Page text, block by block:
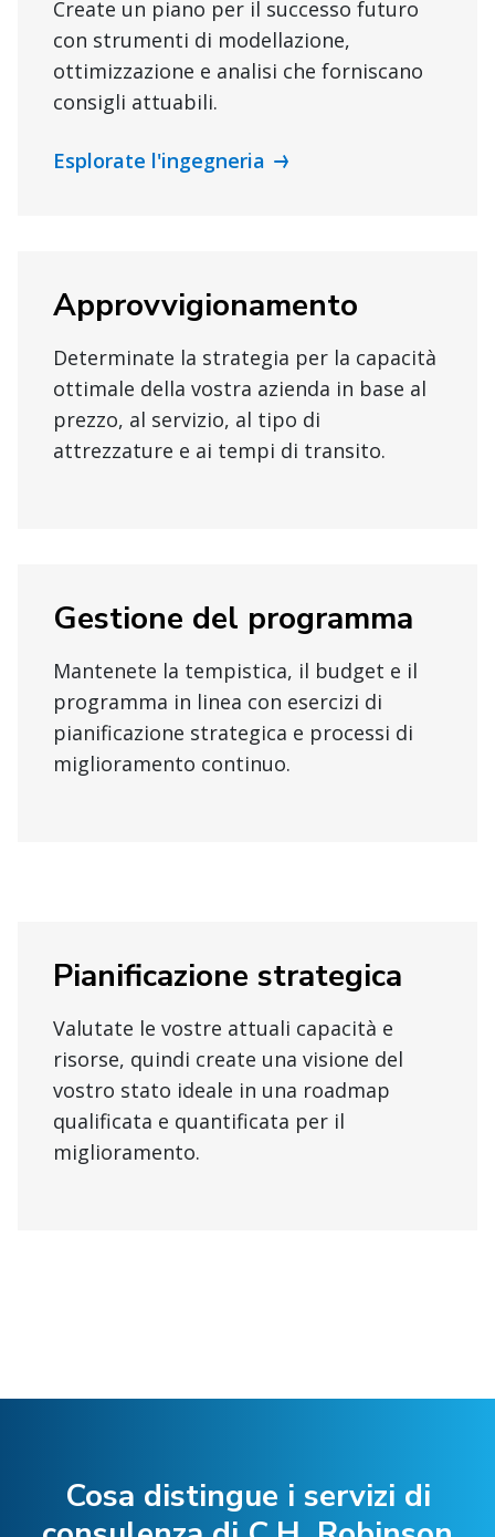
Create un piano per il successo futuro
con strumenti di modellazione,
ottimizzazione e analisi che forniscano
consigli attuabili.
Esplorate l'ingegneria
Approvvigionamento
Determinate la strategia per la capacità
ottimale della vostra azienda in base al
prezzo, al servizio, al tipo di
attrezzature e ai tempi di transito.
Gestione del programma
Mantenete la tempistica, il budget e il
programma in linea con esercizi di
pianificazione strategica e processi di
miglioramento continuo.
Pianificazione strategica
Valutate le vostre attuali capacità e
risorse, quindi create una visione del
vostro stato ideale in una roadmap
qualificata e quantificata per il
miglioramento.
Cosa distingue i servizi di